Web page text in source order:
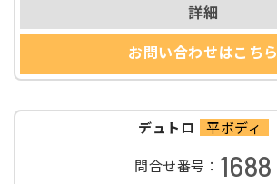
詳細
お問い合わせはこちら
デュトロ 平ボディ
問合せ番号： 1688